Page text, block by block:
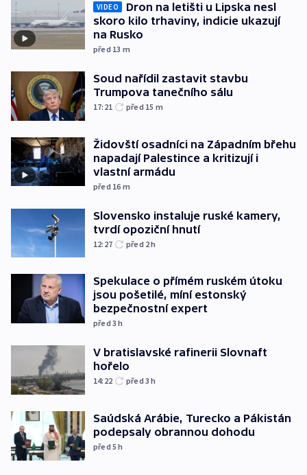
VIDEO
Dron na letišti u Lipska nesl
skoro kilo trhaviny, indicie ukazují
na Rusko
před 13 m
Soud nařídil zastavit stavbu
Trumpova tanečního sálu
17:21 před 15 m
Židovští osadníci na Západním břehu
napadají Palestince a kritizují i
vlastní armádu
před 16 m
Slovensko instaluje ruské kamery,
tvrdí opoziční hnutí
12:27 před 2h
Spekulace o přímém ruském útoku
jsou pošetilé, míní estonský
bezpečnostní expert
před 3h
V bratislavské rafinerii Slovnaft
hořelo
14:22 před 3h
Saúdská Arábie, Turecko a Pákistán
podepsaly obrannou dohodu
před 5h